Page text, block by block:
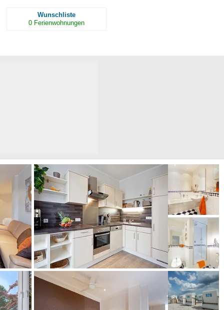
Wunschliste
0 Ferienwohnungen